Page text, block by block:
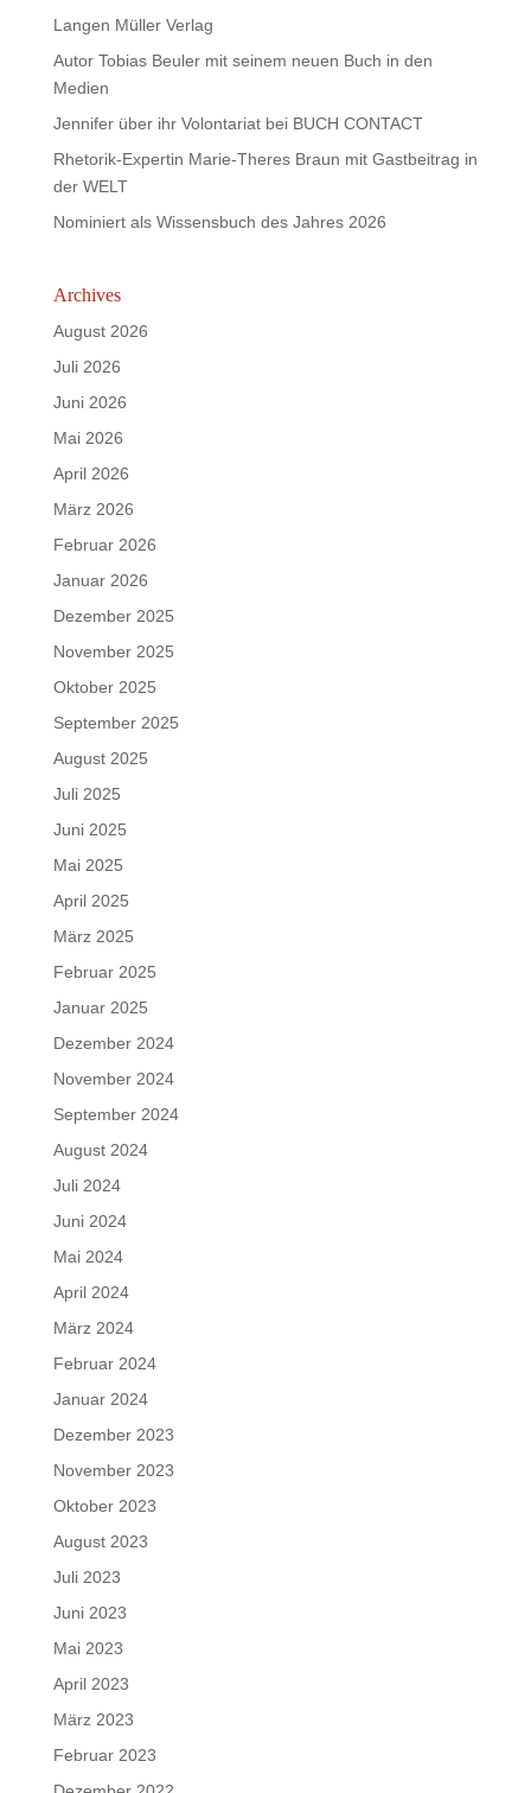
Langen Müller Verlag
Autor Tobias Beuler mit seinem neuen Buch in den
Medien
Jennifer über ihr Volontariat bei BUCH CONTACT
Rhetorik-Expertin Marie-Theres Braun mit Gastbeitrag in
der WELT
Nominiert als Wissensbuch des Jahres 2026
Archives
August 2026
Juli 2026
Juni 2026
Mai 2026
April 2026
März 2026
Februar 2026
Januar 2026
Dezember 2025
November 2025
Oktober 2025
September 2025
August 2025
Juli 2025
Juni 2025
Mai 2025
April 2025
März 2025
Februar 2025
Januar 2025
Dezember 2024
November 2024
September 2024
August 2024
Juli 2024
Juni 2024
Mai 2024
April 2024
März 2024
Februar 2024
Januar 2024
Dezember 2023
November 2023
Oktober 2023
August 2023
Juli 2023
Juni 2023
Mai 2023
April 2023
März 2023
Februar 2023